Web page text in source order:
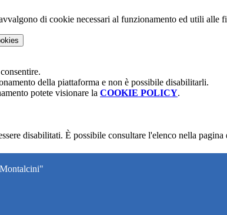
di cookie necessari al funzionamento ed utili alle
della piattaforma e non è possibile disabilitarli.
potete visionare la COOKIE POLICY.
disabilitati. È possibile consultare l'elenco nella